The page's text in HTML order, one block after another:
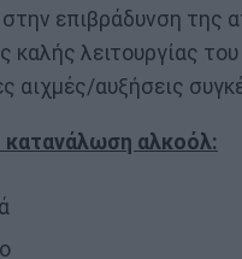
επιβράδυνση της
καλής λειτουργίας
αιχμές/αυξήσεις
αλκοόλ: